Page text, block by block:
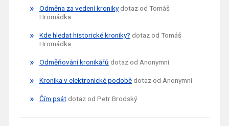
Odměna za vedení kronikydotaz od Tomáš
Hromádka
Kde hledat historické kroniky? dotaz od Tomáš
Hromádka
Odměňování kronikářů dotaz od Anonymní
Kronika v elektronické podobědotaz od Anonymní
Čím psátdotaz od Petr Brodský